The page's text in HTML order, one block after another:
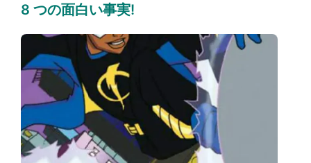
8 つの面白い事実!